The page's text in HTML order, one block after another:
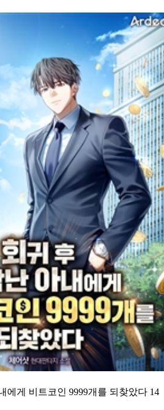
에게 비트코인 9999개를 되찾았다 14